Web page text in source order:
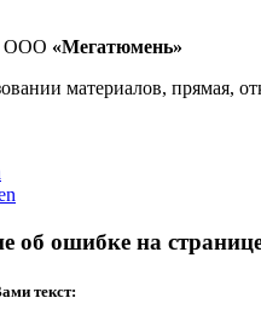
ООО «Мегатюмень»
материалов, прямая,
об ошибке на
текст: